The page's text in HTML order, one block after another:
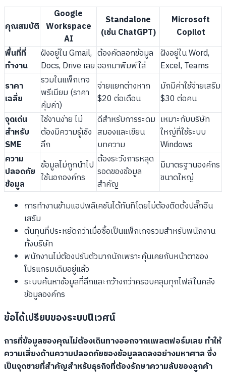
คุณสมบัติ
Google
Workspace
AI
Standalone
(เช่น ChatGPT)
Microsoft
Copilot
พื้นที่ที่
ทำงาน
ฝังอยู่ใน Gmail,
Docs, Drive เลย
ต้องคัดลอกข้อมูล
ออกมาพิมพ์ใส่
ฝังอยู่ใน Word,
Excel, Teams
ราคา
เฉลี่ย
รวมในแพ็กเกจ
พรีเมียม (ราคา
คุ้มค่า)
จ่ายแยกต่างหาก
$20 ต่อเดือน
มักมีค่าใช้จ่ายเสริม
$30 ต่อคน
จุดเด่น
สำหรับ
SME
ใช้งานง่าย ไม่
ต้องมีความรู้เชิง
ลึก
ดีสำหรับการระดม
สมองและเขียน
บทความ
เหมาะกับบริษัท
ใหญ่ที่ใช้ระบบ
Windows
ความ
ปลอดภัย
ข้อมูล
ข้อมูลไม่ถูกนำไป
ใช้นอกองค์กร
ต้องระวังการหลุด
รอดของข้อมูล
สำคัญ
มีมาตรฐานองค์กร
ขนาดใหญ่
การทำงานข้ามแอปพลิเคชันได้ทันทีโดยไม่ต้องติดตั้งปลั๊กอิน
เสริม
ต้นทุนที่ประหยัดกว่าเมื่อซื้อเป็นแพ็กเกจรวมสำหรับพนักงาน
ทั้งบริษัท
พนักงานไม่ต้องปรับตัวมากนักเพราะคุ้นเคยกับหน้าตาของ
โปรแกรมเดิมอยู่แล้ว
ระบบค้นหาข้อมูลที่ลึกและกว้างกว่าครอบคลุมทุกไฟล์ในคลัง
ข้อมูลองค์กร
ข้อได้เปรียบของระบบนิเวศน์
การที่ข้อมูลของคุณไม่ต้องเดินทางออกจากแพลตฟอร์มเลย ทำให้
ความเสี่ยงด้านความปลอดภัยของข้อมูลลดลงอย่างมหาศาล ซึ่ง
เป็นจุดขายที่สำคัญสำหรับธุรกิจที่ต้องรักษาความลับของลูกค้า